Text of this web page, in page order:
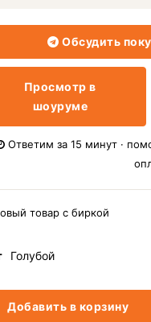
Обсудить
Просмотр в
шоуруме
Ответим за 15 минут ·
товар с биркой
Голубой
Добавить в корзину